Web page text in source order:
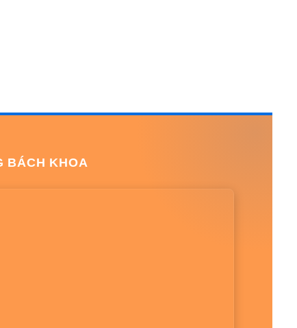
BÁCH KHOA